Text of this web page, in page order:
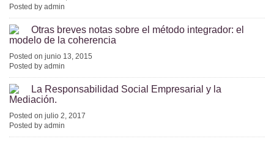
Posted by admin
Otras breves notas sobre el método integrador: el
modelo de la coherencia
Posted on junio 13, 2015
Posted by admin
La Responsabilidad Social Empresarial y la
Mediación.
Posted on julio 2, 2017
Posted by admin